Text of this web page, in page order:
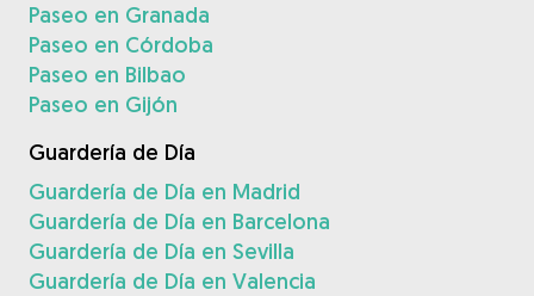
Paseo en Granada
Paseo en Córdoba
Paseo en Bilbao
Paseo en Gijón
Guardería de Día
Guardería de Día en Madrid
Guardería de Día en Barcelona
Guardería de Día en Sevilla
Guardería de Día en Valencia